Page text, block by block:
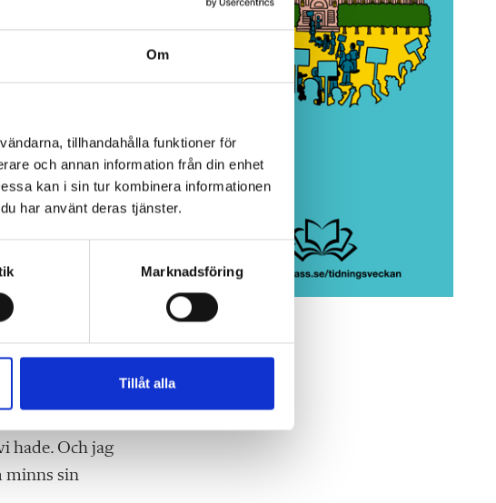
Om
tillhandahålla funktioner för
och annan information från din enhet
kan i sin tur kombinera informationen
har använt deras tjänster.
Marknadsföring
Tillåt alla
Carina
Brita
I skolcafét
vargahunger,
bli att
av vår
jag att spela
som
att sätta
hade. Och jag
minns sin